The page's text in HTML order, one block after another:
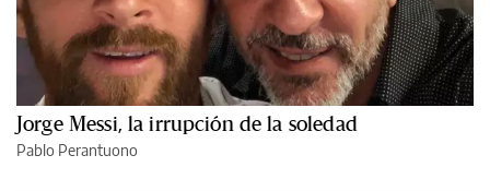
Jorge Messi, la irrupción de la soledad
Pablo Perantuono